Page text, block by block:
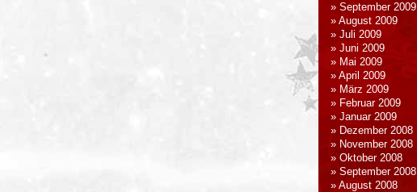
September 2009
August 2009
Juli 2009
Juni 2009
Mai 2009
April 2009
März 2009
Februar 2009
Januar 2009
Dezember 2008
November 2008
Oktober 2008
September 2008
August 2008